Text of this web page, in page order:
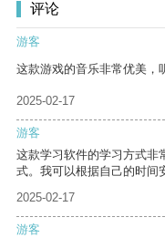
评论
游客
这款游戏的音乐非常优美，
2025-02-17
游客
这款学习软件的学习方式非
式。我可以根据自己的时间
2025-02-17
游客